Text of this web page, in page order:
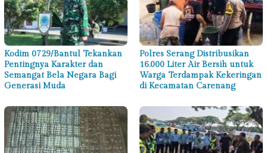
Kodim 0729/Bantul Tekankan
Pentingnya Karakter dan
Semangat Bela Negara Bagi
Generasi Muda
Polres Serang Distribusikan
16.000 Liter Air Bersih untuk
Warga Terdampak Kekeringan
di Kecamatan Carenang